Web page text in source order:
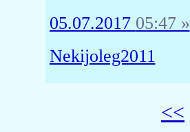
05.07.2017 05:47 »
Nekijoleg2011
<<